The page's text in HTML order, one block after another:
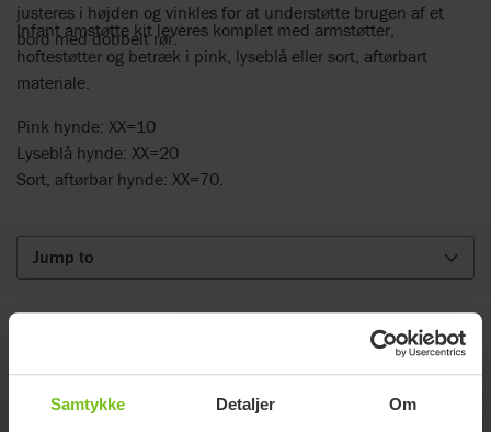
Samtykke Detaljer Om
justeres i højden og vinkles for at understøtte brugen af et
bord med dobbelt rør.
Infant amstøtte kit leveres komplet med armstøtter,
hoftestøtter og betræk i pink, lyseblå eller sort, aftørbart
materiale.
Pink hynde: XX=10
Lyseblå hynde: XX=20
Sort, aftørbar hynde: XX=70.
Jump to
Infant armstøtte kit